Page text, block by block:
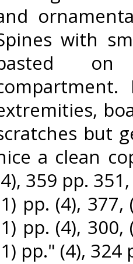
with
but
a clean
359 pp.
pp. (4), 377,
pp. (4), 300,
pp." (4), 324